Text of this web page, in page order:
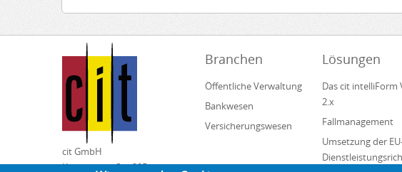
cit GmbH
Kirchheimer Str. 205
Branchen
Öffentliche Verwaltung
Bankwesen
Versicherungswesen
Lösungen
Das cit intelliForm
2.x
Fallmanagement
Umsetzung der